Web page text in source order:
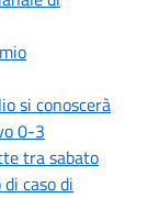
si conoscerà
0-3
tra sabato
caso di